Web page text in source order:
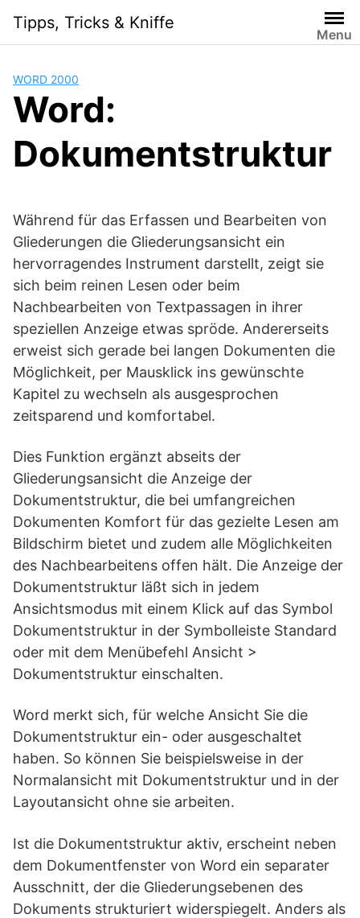
content
Tipps, Tricks & Kniffe
Menu
WORD 2000
Word:
Dokumentstruktur
Während für das Erfassen und Bearbeiten von
Gliederungen die Gliederungsansicht ein
hervorragendes Instrument darstellt, zeigt sie
sich beim reinen Lesen oder beim
Nachbearbeiten von Textpassagen in ihrer
speziellen Anzeige etwas spröde. Andererseits
erweist sich gerade bei langen Dokumenten die
Möglichkeit, per Mausklick ins gewünschte
Kapitel zu wechseln als ausgesprochen
zeitsparend und komfortabel.
Dies Funktion ergänzt abseits der
Gliederungsansicht die Anzeige der
Dokumentstruktur, die bei umfangreichen
Dokumenten Komfort für das gezielte Lesen am
Bildschirm bietet und zudem alle Möglichkeiten
des Nachbearbeitens offen hält. Die Anzeige der
Dokumentstruktur läßt sich in jedem
Ansichtsmodus mit einem Klick auf das Symbol
Dokumentstruktur in der Symbolleiste Standard
oder mit dem Menübefehl Ansicht >
Dokumentstruktur einschalten.
Word merkt sich, für welche Ansicht Sie die
Dokumentstruktur ein- oder ausgeschaltet
haben. So können Sie beispielsweise in der
Normalansicht mit Dokumentstruktur und in der
Layoutansicht ohne sie arbeiten.
Ist die Dokumentstruktur aktiv, erscheint neben
dem Dokumentfenster von Word ein separater
Ausschnitt, der die Gliederungsebenen des
Dokuments strukturiert widerspiegelt. Anders als